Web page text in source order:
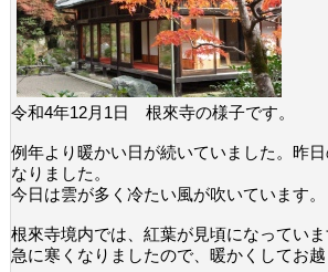
令和4年12月1日 根來寺の様子です。
例年より暖かい日が続いていました。昨
なりました。
今日は雲が多く冷たい風が吹いています。
根來寺境内では、紅葉が見頃になっていま
急に寒くなりましたので、暖かくしてお越